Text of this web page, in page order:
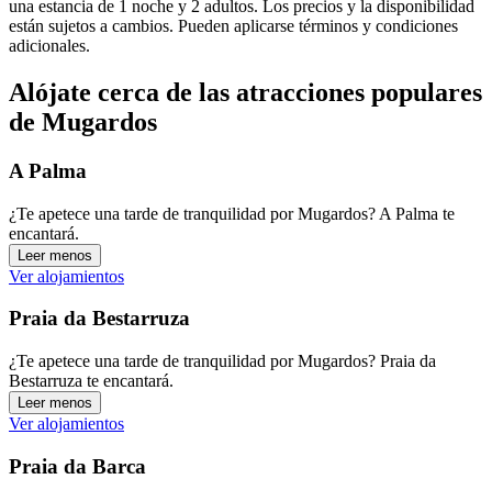
una estancia de 1 noche y 2 adultos. Los precios y la disponibilidad
están sujetos a cambios. Pueden aplicarse términos y condiciones
adicionales.
Alójate cerca de las atracciones populares
de Mugardos
A Palma
¿Te apetece una tarde de tranquilidad por Mugardos? A Palma te
encantará.
Leer menos
Ver alojamientos
Praia da Bestarruza
¿Te apetece una tarde de tranquilidad por Mugardos? Praia da
Bestarruza te encantará.
Leer menos
Ver alojamientos
Praia da Barca